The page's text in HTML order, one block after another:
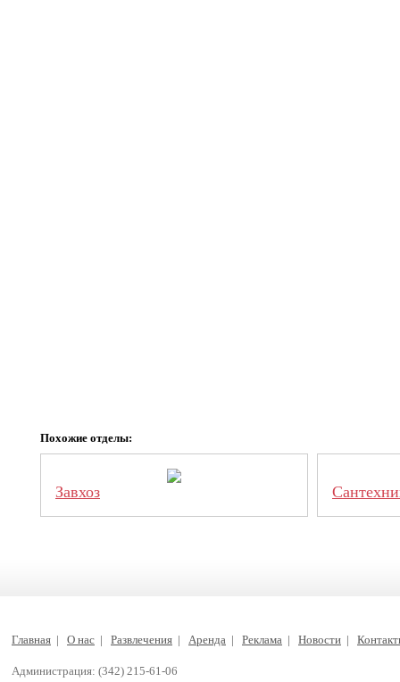
Похожие отделы:
Завхоз
Администрация: (342) 215-61-06
Главная | О нас | Развлечения | Аренда | Реклама | Новости |